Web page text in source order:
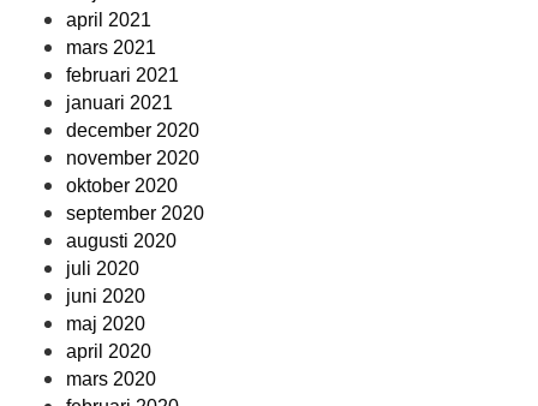
april 2021
mars 2021
februari 2021
januari 2021
december 2020
november 2020
oktober 2020
september 2020
augusti 2020
juli 2020
juni 2020
maj 2020
april 2020
mars 2020